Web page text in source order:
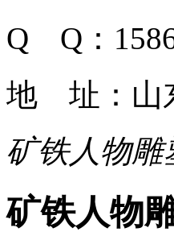
Q Q：
地 址：山
矿铁人物雕
矿铁人物